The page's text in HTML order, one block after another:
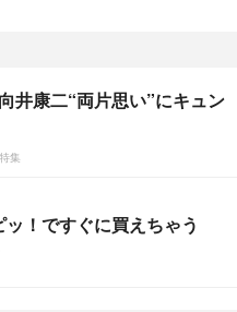
井康二“両片思い”にキュン
集
ッ！ですぐに買えちゃう